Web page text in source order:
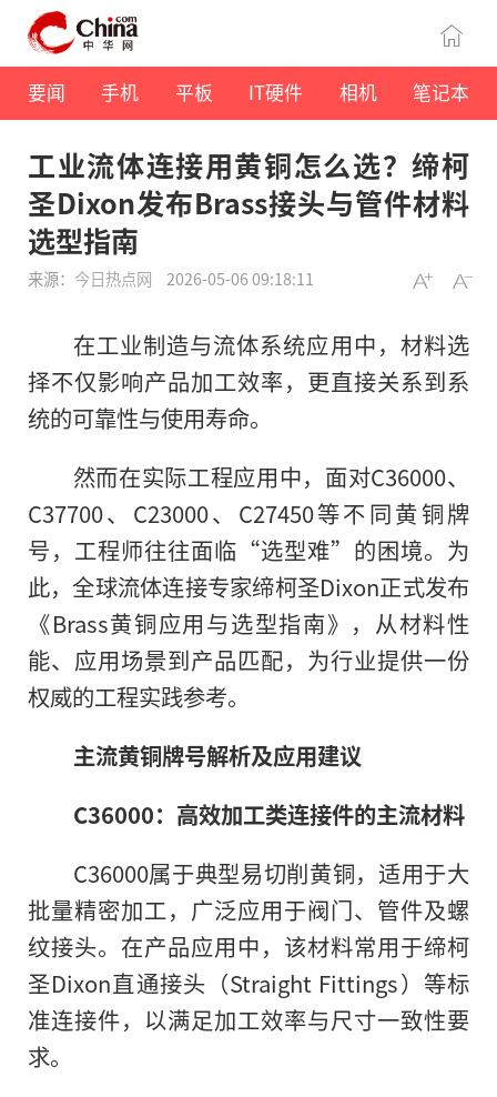
要闻 手机 平板 IT硬件 相机 笔记本
工业流体连接用黄铜怎么选？缔柯
圣Dixon发布Brass接头与管件材料
选型指南
来源： 今日热点网 2026-05-06 09:18:11
在工业制造与流体系统应用中，材料选
择不仅影响产品加工效率，更直接关系到系
统的可靠性与使用寿命。
然而在实际工程应用中，面对C36000、
C37700、C23000、C27450等不同黄铜牌
号，工程师往往面临“选型难”的困境。为
此，全球流体连接专家缔柯圣Dixon正式发布
《Brass黄铜应用与选型指南》，从材料性
能、应用场景到产品匹配，为行业提供一份
权威的工程实践参考。
主流黄铜牌号解析及应用建议
C36000： 高效加工类连接件的主流材料
C36000属于典型易切削黄铜，适用于大
批量精密加工，广泛应用于阀门、管件及螺
纹接头。在产品应用中，该材料常用于缔柯
圣Dixon直通接头（Straight Fittings）等标
准连接件，以满足加工效率与尺寸一致性要
求。